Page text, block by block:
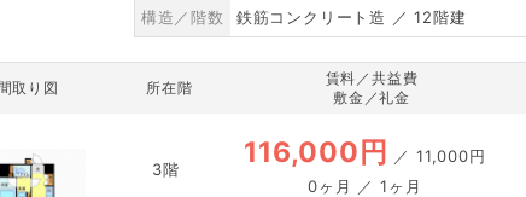
構造／階数
鉄筋コンクリート造 ／ 12階建
取り図 所在階
賃料／共益費
敷金／礼金
3階 116,000円 ／ 11,000円
0ヶ月 ／ 1ヶ月